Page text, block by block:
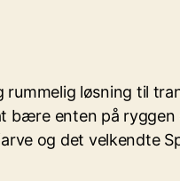
rummelig løsning til
bære enten på
og det velkendte